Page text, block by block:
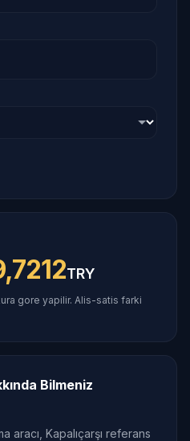
TRY
gore yapilir. Alis-satis farki
Bilmeniz
aracı, Kapalıçarşı referans